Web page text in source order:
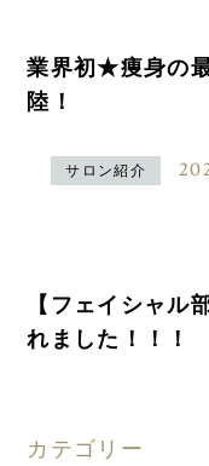
業界初★痩身の
陸！
サロン紹介
【フェイシャル
れました！！！
カテゴリー